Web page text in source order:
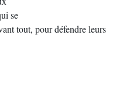
se
tout, pour défendre leurs